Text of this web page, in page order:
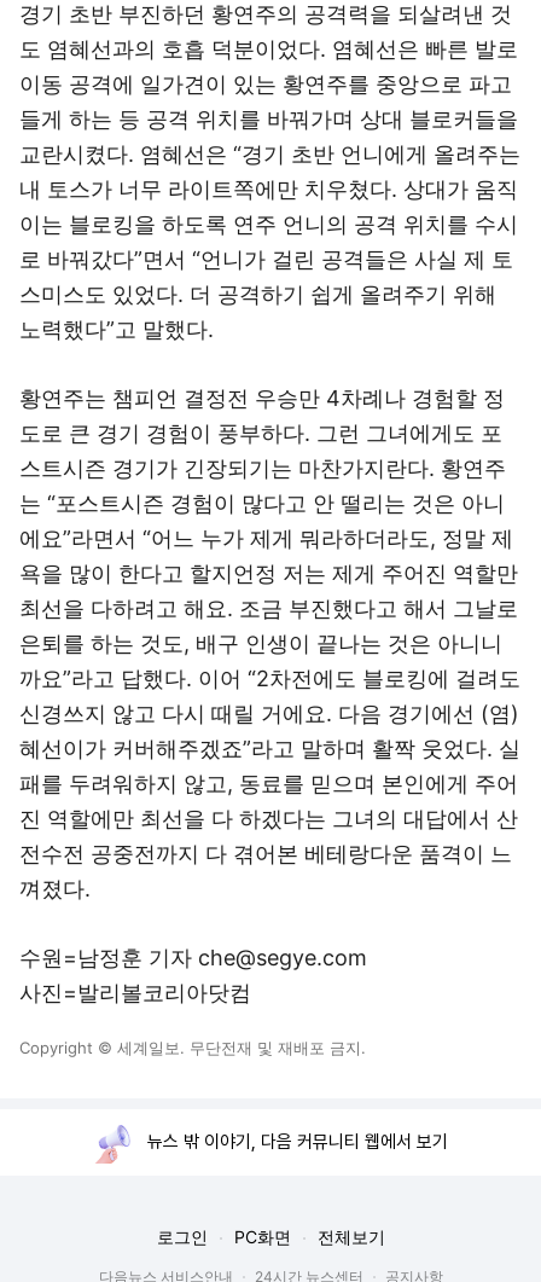
경기 초반 부진하던 황연주의 공격력을 되살려낸 것
도 염혜선과의 호흡 덕분이었다. 염혜선은 빠른 발로
이동 공격에 일가견이 있는 황연주를 중앙으로 파고
들게 하는 등 공격 위치를 바꿔가며 상대 블로커들을
교란시켰다. 염혜선은 “경기 초반 언니에게 올려주는
내 토스가 너무 라이트쪽에만 치우쳤다. 상대가 움직
이는 블로킹을 하도록 연주 언니의 공격 위치를 수시
로 바꿔갔다”면서 “언니가 걸린 공격들은 사실 제 토
스미스도 있었다. 더 공격하기 쉽게 올려주기 위해
노력했다”고 말했다.
황연주는 챔피언 결정전 우승만 4차례나 경험할 정
도로 큰 경기 경험이 풍부하다. 그런 그녀에게도 포
스트시즌 경기가 긴장되기는 마찬가지란다. 황연주
는 “포스트시즌 경험이 많다고 안 떨리는 것은 아니
에요”라면서 “어느 누가 제게 뭐라하더라도, 정말 제
욕을 많이 한다고 할지언정 저는 제게 주어진 역할만
최선을 다하려고 해요. 조금 부진했다고 해서 그날로
은퇴를 하는 것도, 배구 인생이 끝나는 것은 아니니
까요”라고 답했다. 이어 “2차전에도 블로킹에 걸려도
신경쓰지 않고 다시 때릴 거에요. 다음 경기에선 (염)
혜선이가 커버해주겠죠”라고 말하며 활짝 웃었다. 실
패를 두려워하지 않고, 동료를 믿으며 본인에게 주어
진 역할에만 최선을 다 하겠다는 그녀의 대답에서 산
전수전 공중전까지 다 겪어본 베테랑다운 품격이 느
껴졌다.
수원=남정훈 기자 che@segye.com
사진=발리볼코리아닷컴
Copyright © 세계일보. 무단전재 및 재배포 금지.
뉴스 밖 이야기, 다음 커뮤니티 웹에서 보기
로그인 PC화면 전체보기
다음뉴스 서비스안내 24시간 뉴스센터 공지사항